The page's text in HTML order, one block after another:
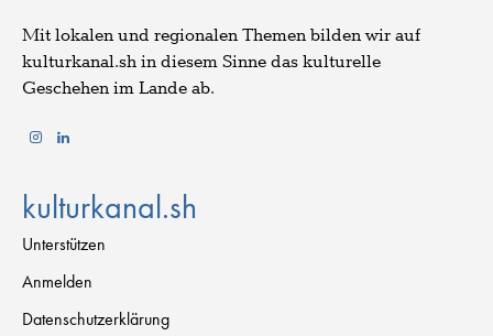
Mit lokalen und regionalen Themen bilden wir auf
kulturkanal.sh in diesem Sinne das kulturelle
Geschehen im Lande ab.
kulturkanal.sh
Unterstützen
Anmelden
Datenschutzerklärung